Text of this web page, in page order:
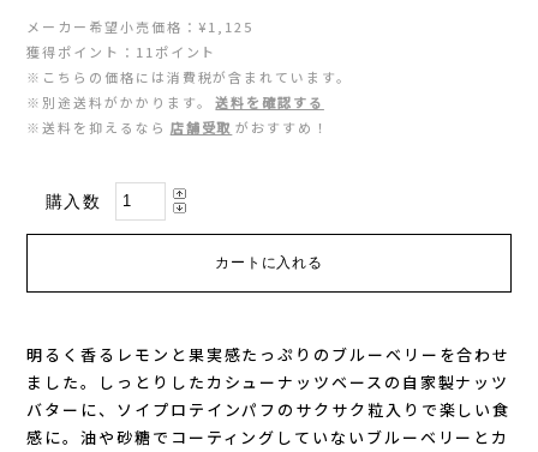
SAMURAI GEL(サムライジェル)
Shonai Special(ショウナイスペシャル)
VESPA(ベスパ)
ジャパンエナジーフード
オレは摂取す
FEELCAP(フィールキャップ)
Feetures (フィーチャーズ)
goodr(グダー)
handson grip (ハンズオングリップ)
メーカー希望小売価格：¥1,125
獲得ポイント：11ポイント
※こちらの価格には消費税が含まれています。
※別途送料がかかります。
送料を確認する
※送料を抑えるなら 店舗受取 がおすすめ！
購入数
明るく香るレモンと果実感たっぷりのブルーベリーを合わせ
ました。しっとりしたカシューナッツベースの自家製ナッツ
バターに、ソイプロテインパフのサクサク粒入りで楽しい食
感に。油や砂糖でコーティングしていないブルーベリーとカ